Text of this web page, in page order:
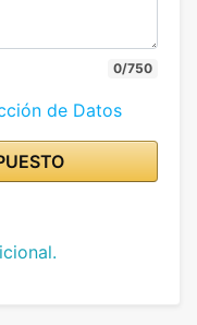
0/750
de Datos